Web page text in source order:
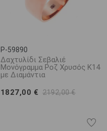
P-59890
Δαχτυλίδι Σεβαλιέ
Μονόγραμμα Ροζ Χρυσός Κ14
με Διαμάντια
1827,00 € 2192,00 €